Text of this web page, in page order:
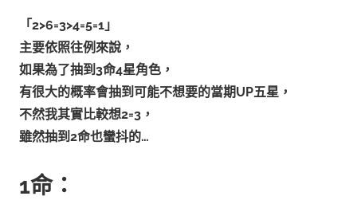
「2>6=3>4=5=1」
主要依照往例來說，
如果為了抽到3命4星角色，
有很大的概率會抽到可能不想要的當期UP五星，
不然我其實比較想2=3，
雖然抽到2命也蠻抖的…
1命：